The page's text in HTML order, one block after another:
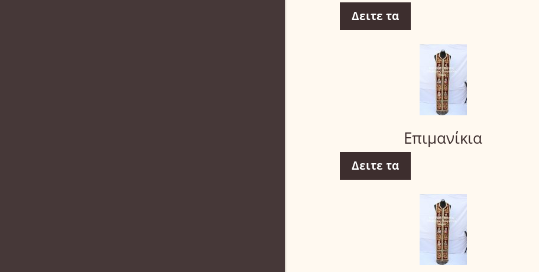
Δειτε τα
Επιμανίκια
Δειτε τα